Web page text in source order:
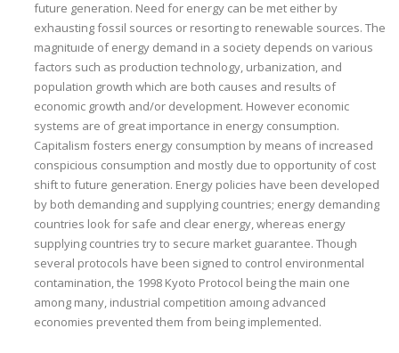
future generation. Need for energy can be met either by
exhausting fossil sources or resorting to renewable sources. The
magnituıde of energy demand in a society depends on various
factors such as production technology, urbanization, and
population growth which are both causes and results of
economic growth and/or development. However economic
systems are of great importance in energy consumption.
Capitalism fosters energy consumption by means of increased
conspicious consumption and mostly due to opportunity of cost
shift to future generation. Energy policies have been developed
by both demanding and supplying countries; energy demanding
countries look for safe and clear energy, whereas energy
supplying countries try to secure market guarantee. Though
several protocols have been signed to control environmental
contamination, the 1998 Kyoto Protocol being the main one
among many, industrial competition amoıng advanced
economies prevented them from being implemented.